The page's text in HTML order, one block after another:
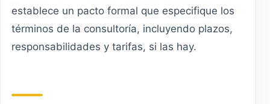
establece un pacto formal que especifique los
términos de la consultoría, incluyendo plazos,
responsabilidades y tarifas, si las hay.